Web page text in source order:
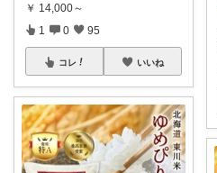
￥ 14,000～
1 0 95
コレ いいね